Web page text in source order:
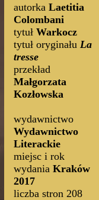
autorka Laetitia
Colombani
tytuł Warkocz
tytuł oryginału La
tresse
przekład
Małgorzata
Kozłowska
wydawnictwo
Wydawnictwo
Literackie
miejsc i rok
wydania Kraków
2017
liczba stron 208